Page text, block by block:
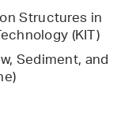
Structures in
(KIT)
Sediment, and